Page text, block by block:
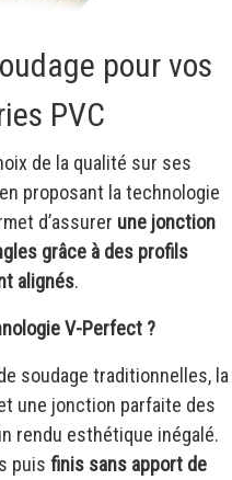
pour vos
PVC
de la qualité sur ses
en proposant la technologie
d’assurer une jonction
grâce à des profils
alignés.
V-Perfect ?
soudage traditionnelles, la
une jonction parfaite des
rendu esthétique inégalé.
puis finis sans apport de